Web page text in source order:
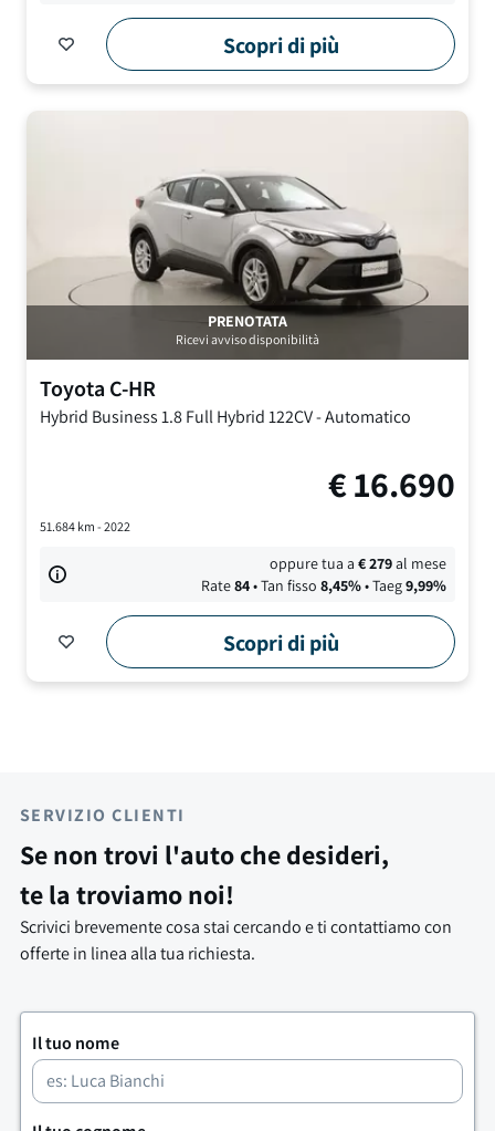
Scopri di più
PRENOTATA
Ricevi avviso disponibilità
Toyota C-HR
Hybrid Business1.8 Full Hybrid 122CV-Automatico
€16.690
51.684km - 2022
oppure tua a€279al mese
Rate84• Tan fisso 8,45%• Taeg9,99%
Scopri di più
SERVIZIO CLIENTI
Se non trovi l'auto che desideri,
te la troviamo noi!
Scrivici brevemente cosa stai cercando e ti contattiamo con
offerte in linea alla tua richiesta.
Il tuo nome